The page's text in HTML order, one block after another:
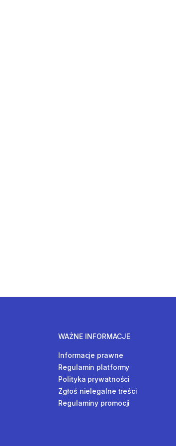
WAŻNE INFORMACJE
Informacje prawne
Regulamin platformy
Polityka prywatności
Zgłoś nielegalne treści
Regulaminy promocji